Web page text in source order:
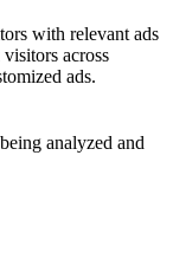
with relevant ads
across
ads.
analyzed and